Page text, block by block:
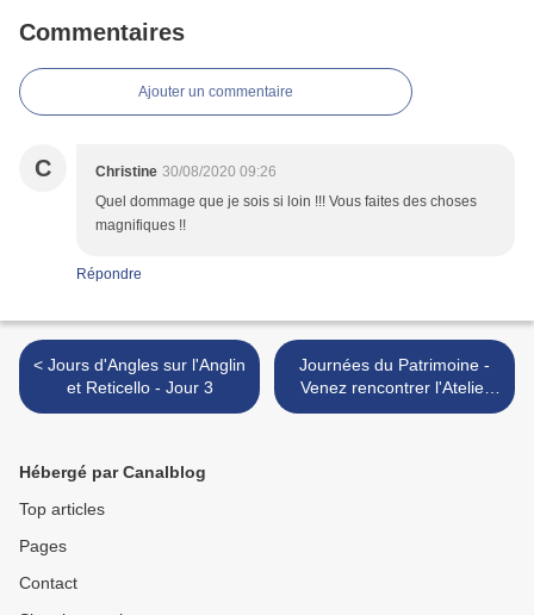
Commentaires
Ajouter un commentaire
C Christine 30/08/2020 09:26
Quel dommage que je sois si loin !!! Vous faites des choses
magnifiques !!
Répondre
< Jours d'Angles sur l'Anglin
et Reticello - Jour 3
Journées du Patrimoine -
Venez rencontrer l'Atelier
des Cigales >
Hébergé par Canalblog
Top articles
Pages
Contact